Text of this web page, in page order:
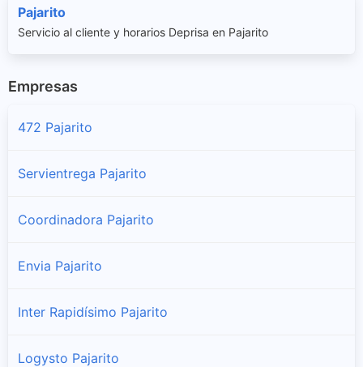
Pajarito
Servicio al cliente y horarios Deprisa en Pajarito
Empresas
472 Pajarito
Servientrega Pajarito
Coordinadora Pajarito
Envia Pajarito
Inter Rapidísimo Pajarito
Logysto Pajarito